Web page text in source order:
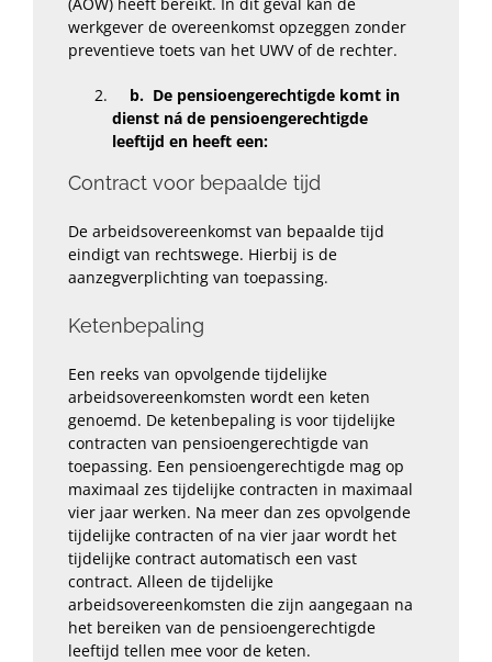
werkgever de overeenkomst opzeggen zonder
preventieve toets van het UWV of de rechter.
b. De pensioengerechtigde komt in
dienst ná de pensioengerechtigde
leeftijd en heeft een:
Contract voor bepaalde tijd
De arbeidsovereenkomst van bepaalde tijd
eindigt van rechtswege. Hierbij is de
aanzegverplichting van toepassing.
Ketenbepaling
Een reeks van opvolgende tijdelijke
arbeidsovereenkomsten wordt een keten
genoemd. De ketenbepaling is voor tijdelijke
contracten van pensioengerechtigde van
toepassing. Een pensioengerechtigde mag op
maximaal zes tijdelijke contracten in maximaal
vier jaar werken. Na meer dan zes opvolgende
tijdelijke contracten of na vier jaar wordt het
tijdelijke contract automatisch een vast
contract. Alleen de tijdelijke
arbeidsovereenkomsten die zijn aangegaan na
het bereiken van de pensioengerechtigde
leeftijd tellen mee voor de keten.